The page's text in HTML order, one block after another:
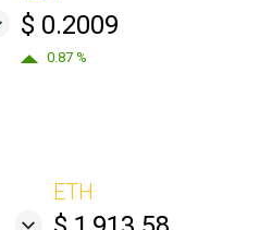
$ 0.2009
0.87 %
ETH